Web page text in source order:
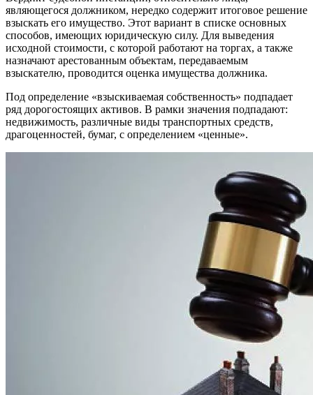
являющегося должником, нередко содержит итоговое решение
взыскать его имущество. Этот вариант в списке основных
способов, имеющих юридическую силу. Для выведения
исходной стоимости, с которой работают на торгах, а также
назначают арестованным объектам, передаваемым
взыскателю, проводится оценка имущества должника.
Под определение «взыскиваемая собственность» подпадает
ряд дорогостоящих активов. В рамки значения подпадают:
недвижимость, различные виды транспортных средств,
драгоценностей, бумаг, с определением «ценные».